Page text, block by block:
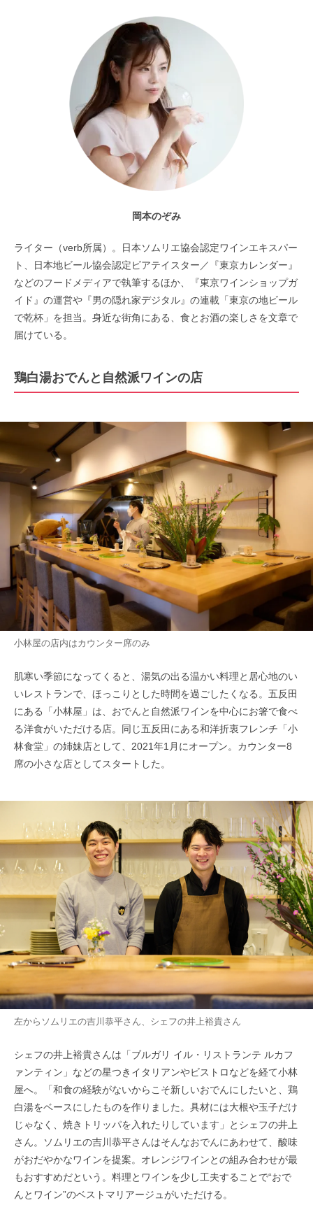
岡本のぞみ
ライター（verb所属）。日本ソムリエ協会認定ワインエキスパー
ト、日本地ビール協会認定ビアテイスター／『東京カレンダー』
などのフードメディアで執筆するほか、『東京ワインショップガ
イド』の運営や『男の隠れ家デジタル』の連載「東京の地ビール
で乾杯」を担当。身近な街角にある、食とお酒の楽しさを文章で
届けている。
鶏白湯おでんと自然派ワインの店
小林屋の店内はカウンター席のみ
肌寒い季節になってくると、湯気の出る温かい料理と居心地のい
いレストランで、ほっこりとした時間を過ごしたくなる。五反田
にある「小林屋」は、おでんと自然派ワインを中心にお箸で食べ
る洋食がいただける店。同じ五反田にある和洋折衷フレンチ「小
林食堂」の姉妹店として、2021年1月にオープン。カウンター8
席の小さな店としてスタートした。
左からソムリエの吉川恭平さん、シェフの井上裕貴さん
シェフの井上裕貴さんは「ブルガリ イル・リストランテ ルカフ
ァンティン」などの星つきイタリアンやビストロなどを経て小林
屋へ。「和食の経験がないからこそ新しいおでんにしたいと、鶏
白湯をベースにしたものを作りました。具材には大根や玉子だけ
じゃなく、焼きトリッパを入れたりしています」とシェフの井上
さん。ソムリエの吉川恭平さんはそんなおでんにあわせて、酸味
がおだやかなワインを提案。オレンジワインとの組み合わせが最
もおすすめだという。料理とワインを少し工夫することで“おで
んとワイン”のベストマリアージュがいただける。